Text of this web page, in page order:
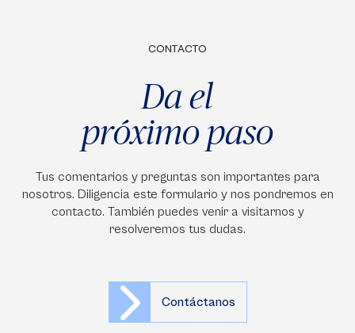
CONTACTO
Da el
próximo paso
Tus comentarios y preguntas son importantes para
nosotros. Diligencia este formulario y nos pondremos en
contacto. También puedes venir a visitarnos y
resolveremos tus dudas.
Contáctanos